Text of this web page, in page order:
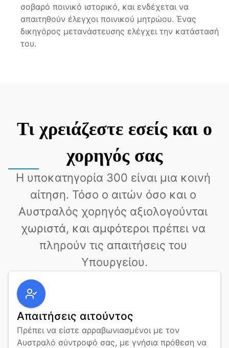
σοβαρό ποινικό ιστορικό, και ενδέχεται να
απαιτηθούν έλεγχοι ποινικού μητρώου. Ένας
δικηγόρος μετανάστευσης ελέγχει την κατάστασή
του.
Τι χρειάζεστε εσείς και ο
χορηγός σας
Η υποκατηγορία 300 είναι μια κοινή
αίτηση. Τόσο ο αιτών όσο και ο
Αυστραλός χορηγός αξιολογούνται
χωριστά, και αμφότεροι πρέπει να
πληρούν τις απαιτήσεις του
Υπουργείου.
Απαιτήσεις αιτούντος
Πρέπει να είστε αρραβωνιασμένοι με τον
Αυστραλό σύντροφό σας, με γνήσια πρόθεση να